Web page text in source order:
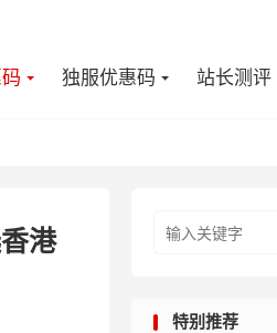
独服优惠码 站长测评
港
特别推荐